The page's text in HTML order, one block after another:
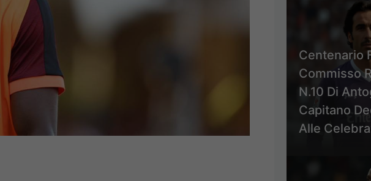
Centenario
Commisso
N.10 Di
Capitano
Alle